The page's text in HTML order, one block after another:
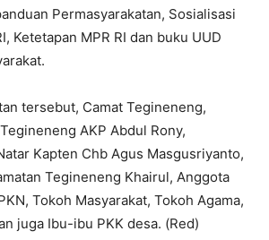
Permasyarakatan, Sosialisasi
Ketetapan MPR RI dan buku UUD
tersebut, Camat Tegineneng,
AKP Abdul Rony,
Kapten Chb Agus Masgusriyanto,
Tegineneng Khairul, Anggota
Tokoh Masyarakat, Tokoh Agama,
juga Ibu-ibu PKK desa. (Red)